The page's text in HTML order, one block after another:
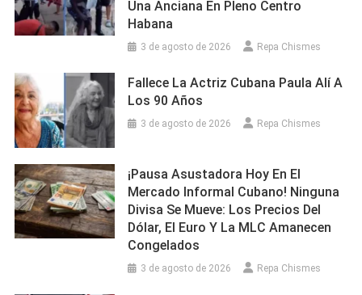
Una Anciana En Pleno Centro
Habana
3 de agosto de 2026 Repa Chismes
Fallece La Actriz Cubana Paula Alí A
Los 90 Años
3 de agosto de 2026 Repa Chismes
¡Pausa Asustadora Hoy En El
Mercado Informal Cubano! Ninguna
Divisa Se Mueve: Los Precios Del
Dólar, El Euro Y La MLC Amanecen
Congelados
3 de agosto de 2026 Repa Chismes